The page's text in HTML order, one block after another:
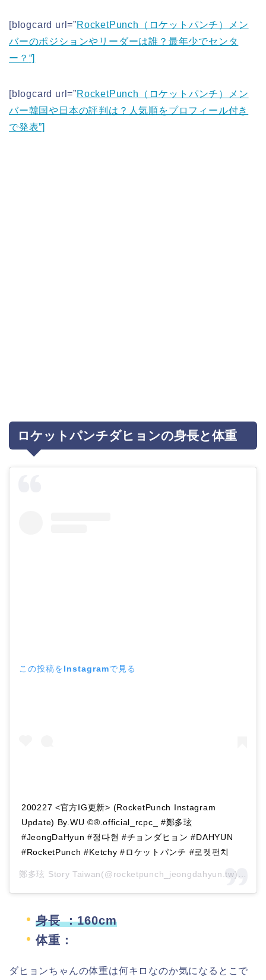
[blogcard url=”RocketPunch（ロケットパンチ）メン
バーのポジションやリーダーは誰？最年少でセンタ
ー？ “]
[blogcard url=”RocketPunch（ロケットパンチ）メン
バー韓国や日本の評判は？人気順をプロフィール付き
で発表”]
ロケットパンチダヒョンの身長と体重
この投稿をInstagramで見る
200227 <官方IG更新> (RocketPunch Instagram
Update) By.WU ©®.official_rcpc_ #鄭多玹
#JeongDaHyun‬ #정다현‬ #チョンダヒョン #DAHYUN
#RocketPunch #Ketchy #ロケットパンチ #로켓펀치
鄭多玹 Story Taiwan(@rocketpunch_jeongdahyun.tw)がシェアした投稿 –
身長 ：160cm
体重：
ダヒョンちゃんの体重は何キロなのか気になるとこで